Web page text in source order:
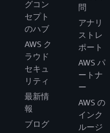
グコン
セプト
のハブ
AWS ク
ラウド
セキュ
リティ
最新情
報
ブログ
問
アナリ
ストレ
ポート
AWS パ
ートナ
ー
AWS の
インク
ルージ